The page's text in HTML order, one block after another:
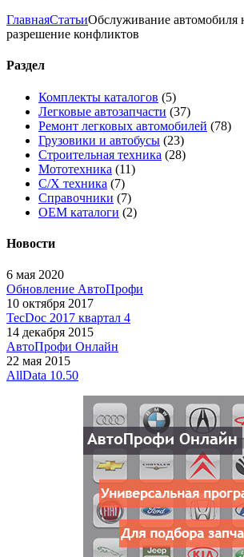
ГлавнаяСтатьиОбслуживание
разрешение конфликтов
Раздел
Комплекты каталогов (5)
Легковые автозапчасти (37)
Ремонт легковых автомобилей (78)
Грузовики и автобусы (23)
Строительная техника (28)
Мототехника (11)
С/Х техника (7)
Справочники (7)
OEM каталоги (2)
Новости
6 мая 2020
Обновление АвтоПрофи
10 октября 2017
TecDoc 2017 квартал 4
14 декабря 2015
АвтоПрофи Онлайн
22 мая 2015
AllData 10.50